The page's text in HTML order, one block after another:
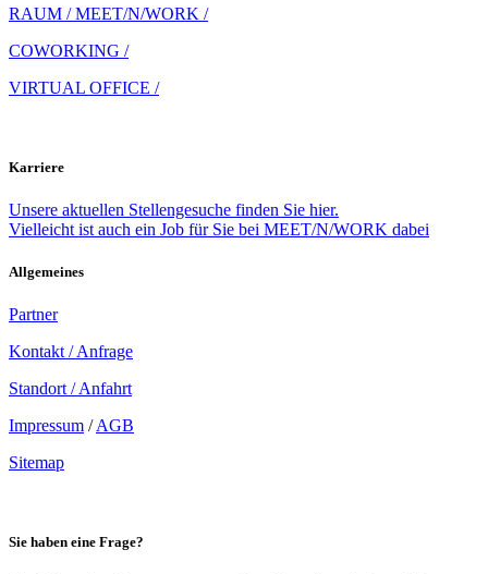
RAUM / MEET/N/WORK /
COWORKING /
VIRTUAL OFFICE /
Karriere
Unsere aktuellen Stellengesuche finden Sie hier.
Vielleicht ist auch ein Job für Sie bei MEET/N/WORK dabei
Allgemeines
Partner
Kontakt / Anfrage
Standort / Anfahrt
Impressum /AGB
Sitemap
Sie haben eine Frage?